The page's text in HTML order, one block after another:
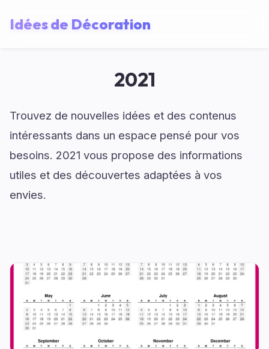
Idées de Décoration
2021
Trouvez de nouvelles idées et des contenus
intéressants dans un espace pensé pour vos
besoins. 2021 vous propose des informations
utiles et des découvertes adaptées à vos
envies.